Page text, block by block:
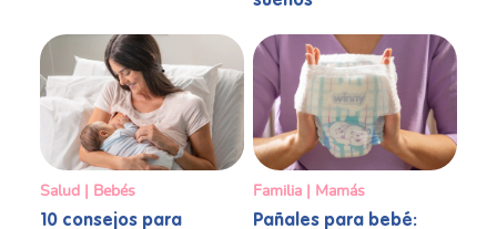
Salud | Bebés
10 consejos para
Familia | Mamás
Pañales para bebé: